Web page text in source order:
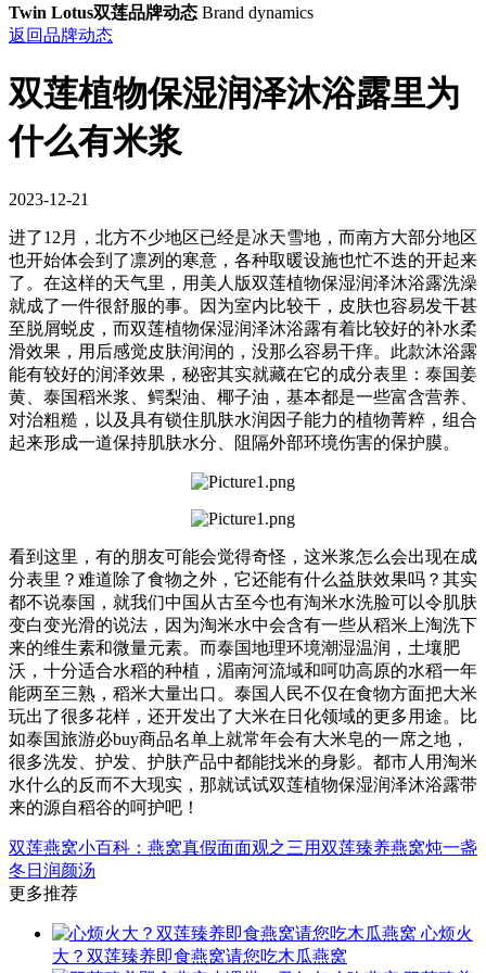
Twin Lotus双莲品牌动态 Brand dynamics
返回品牌动态
双莲植物保湿润泽沐浴露里为
什么有米浆
2023-12-21
进了12月，北方不少地区已经是冰天雪地，而南方大部分地区
也开始体会到了凛冽的寒意，各种取暖设施也忙不迭的开起来
了。在这样的天气里，用美人版双莲植物保湿润泽沐浴露洗澡
就成了一件很舒服的事。因为室内比较干，皮肤也容易发干甚
至脱屑蜕皮，而双莲植物保湿润泽沐浴露有着比较好的补水柔
滑效果，用后感觉皮肤润润的，没那么容易干痒。此款沐浴露
能有较好的润泽效果，秘密其实就藏在它的成分表里：泰国姜
黄、泰国稻米浆、鳄梨油、椰子油，基本都是一些富含营养、
对治粗糙，以及具有锁住肌肤水润因子能力的植物菁粹，组合
起来形成一道保持肌肤水分、阻隔外部环境伤害的保护膜。
看到这里，有的朋友可能会觉得奇怪，这米浆怎么会出现在成
分表里？难道除了食物之外，它还能有什么益肤效果吗？其实
都不说泰国，就我们中国从古至今也有淘米水洗脸可以令肌肤
变白变光滑的说法，因为淘米水中会含有一些从稻米上淘洗下
来的维生素和微量元素。而泰国地理环境潮湿温润，土壤肥
沃，十分适合水稻的种植，湄南河流域和呵叻高原的水稻一年
能两至三熟，稻米大量出口。泰国人民不仅在食物方面把大米
玩出了很多花样，还开发出了大米在日化领域的更多用途。比
如泰国旅游必buy商品名单上就常年会有大米皂的一席之地，
很多洗发、护发、护肤产品中都能找米的身影。都市人用淘米
水什么的反而不大现实，那就试试双莲植物保湿润泽沐浴露带
来的源自稻谷的呵护吧！
双莲燕窝小百科：燕窝真假面面观之三用双莲臻养燕窝炖一盏
冬日润颜汤
更多推荐
心烦火
大？双莲臻养即食燕窝请您吃木瓜燕窝